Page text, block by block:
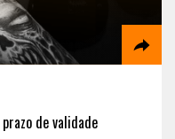
de validade